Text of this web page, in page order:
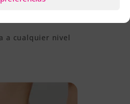
a cualquier nivel